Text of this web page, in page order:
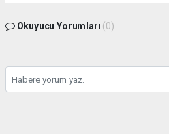
Okuyucu Yorumları (0)